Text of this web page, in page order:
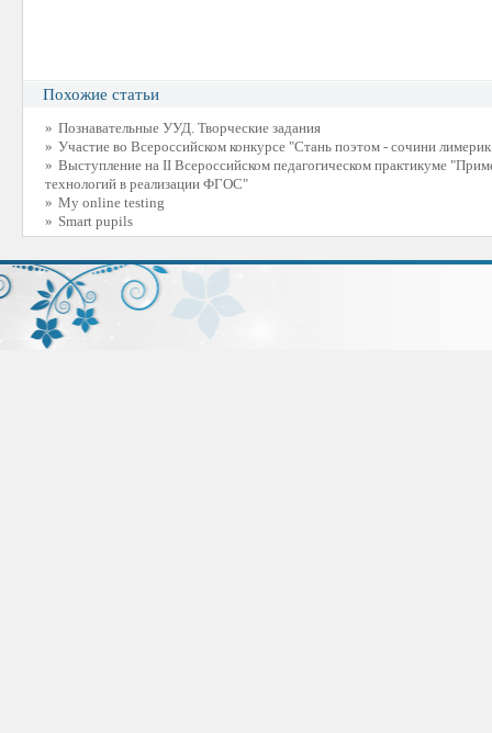
Похожие статьи
» Познавательные УУД. Творческие задания
» Участие во Всероссийском конкурсе "Стань поэтом - сочини
» Выступление на II Всероссийском педагогическом практикуме
технологий в реализации ФГОС"
» My online testing
» Smart pupils